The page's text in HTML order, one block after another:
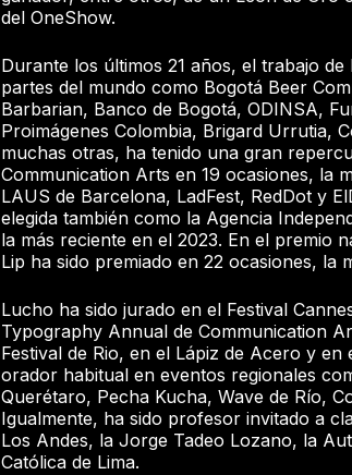
del OneShow.
Durante los últimos 21 años, el trabajo
partes del mundo como Bogotá Beer
Barbarian, Banco de Bogotá, ODINSA,
Proimágenes Colombia, Brigard Urrutia,
muchas otras, ha tenido una gran
Communication Arts en 19 ocasiones, la
LAUS de Barcelona, LadFest, RedDot y
elegida también como la Agencia
la más reciente en el 2023. En el premio
Lip ha sido premiado en 22 ocasiones, la
Lucho ha sido jurado en el Festival
Typography Annual de Communication
Festival de Rio, en el Lápiz de Acero y en
orador habitual en eventos regionales
Querétaro, Pecha Kucha, Wave de Río,
Igualmente, ha sido profesor invitado a
Los Andes, la Jorge Tadeo Lozano, la
Católica de Lima.